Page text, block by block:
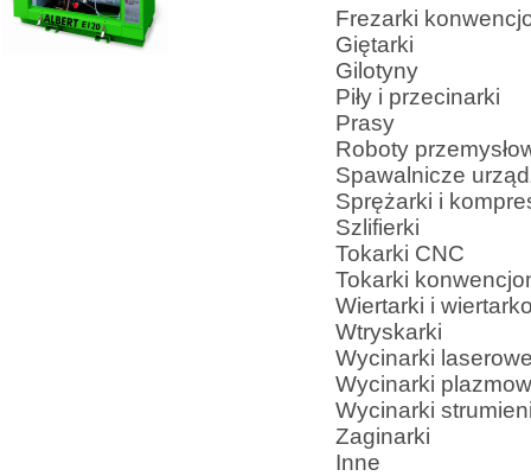
Frezarki
Giętarki
Gilotyny
Piły i przecinarki
Prasy
Roboty
Spawalnicze
Sprężarki i
Szlifierki
Tokarki CNC
Tokarki
Wiertarki i
Wtryskarki
Wycinarki
Wycinarki
Wycinarki
Zaginarki
Inne